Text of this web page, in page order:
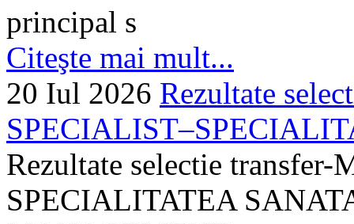
principal s
Citeşte mai mult...
20 Iul 2026 Rezultate
Rezultate selectie
SPECIALITATEA